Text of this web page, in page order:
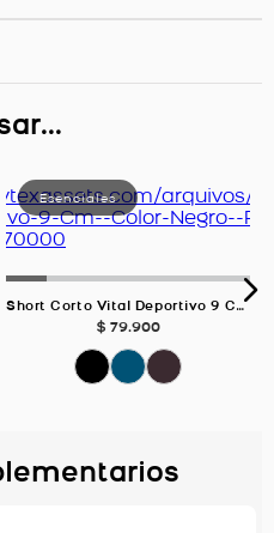
Short Corto Vital Deportivo 9 Cm, Color Negro Para Mujer
$ 79.900